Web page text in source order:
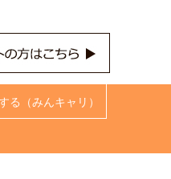
る（みんキャリ）